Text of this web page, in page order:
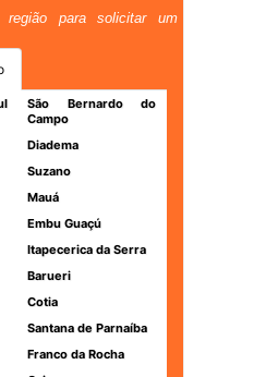
região para solicitar um
São Bernardo do
Campo
Diadema
Suzano
Mauá
Embu Guaçú
Itapecerica da Serra
Barueri
Cotia
Santana de Parnaíba
Franco da Rocha